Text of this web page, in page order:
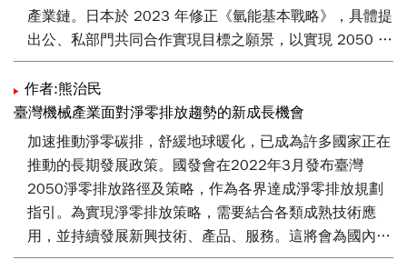
產業鏈。日本於 2023 年修正《氫能基本戰略》，具體提
出公、私部門共同合作實現目標之願景，以實現 2050 年
碳中和目標。韓國於 2021年生效的《氫經濟促進及氫安
全管理法》，擴大對氫能源汽車等領域的支持。美國
《2021 年清潔氫能生產及投資租稅抵免法案》與加州
《潔淨氫能法案》等，以經濟誘因推動綠色氫能供應鏈之
建立。本文建議我國可參考氫能科技領先國家法制與政
策，透過立法和政策誘因，鼓勵技術創新並投資於氫能基
礎設施，如在試點城市中推動氫能公共運輸系統，以促進
氫能運輸生態系統的發展。此外，對於加氫站的安全標準
和管理，亦宜制定明確規範，以推動氫能載具的應用。
作者:熊治民
臺灣機械產業面對淨零排放趨勢的新成長機會
加速推動淨零碳排，舒緩地球暖化，已成為許多國家正在
推動的長期發展政策。國發會在2022年3月發布臺灣
2050淨零排放路徑及策略，作為各界達成淨零排放規劃
指引。為實現淨零排放策略，需要結合各類成熟技術應
用，並持續發展新興技術、產品、服務。這將會為國內諸
多產業帶來新的成長機會。本文針對達成淨零排放路徑，